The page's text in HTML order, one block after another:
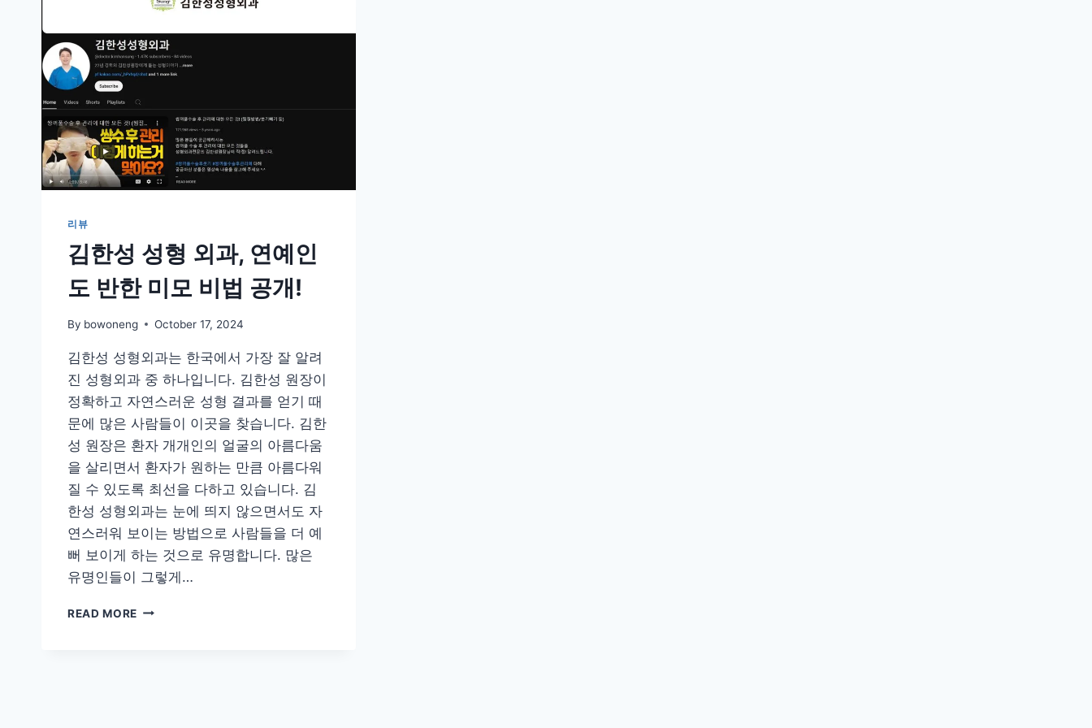
리뷰
김한성 성형 외과, 연예인
도 반한 미모 비법 공개!
By bowoneng October 17, 2024
김한성 성형외과는 한국에서 가장 잘 알려
진 성형외과 중 하나입니다. 김한성 원장이
정확하고 자연스러운 성형 결과를 얻기 때
문에 많은 사람들이 이곳을 찾습니다. 김한
성 원장은 환자 개개인의 얼굴의 아름다움
을 살리면서 환자가 원하는 만큼 아름다워
질 수 있도록 최선을 다하고 있습니다. 김
한성 성형외과는 눈에 띄지 않으면서도 자
연스러워 보이는 방법으로 사람들을 더 예
뻐 보이게 하는 것으로 유명합니다. 많은
유명인들이 그렇게…
READ MORE 김